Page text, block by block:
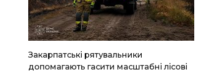
Закарпатські рятувальники
допомагають гасити масштабні лісові